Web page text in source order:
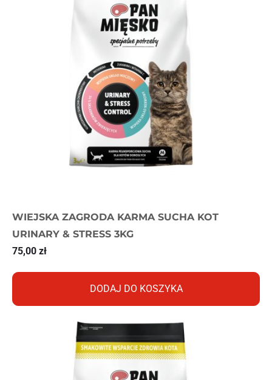
WIEJSKA ZAGRODA KARMA SUCHA KOT
URINARY & STRESS 3KG
75,00 zł
DODAJ DO KOSZYKA